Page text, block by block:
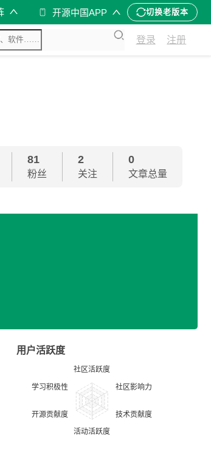
开源中国APP 切换老版本
登录 注册
81
粉丝
2
关注
0
文章总量
用户活跃度